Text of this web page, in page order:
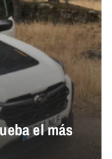
el más